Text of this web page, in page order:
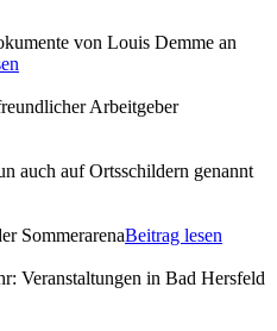
von Louis Demme an
Arbeitgeber
auch auf Ortsschildern genannt
SommerarenaBeitrag lesen
Veranstaltungen in Bad Hersfeld